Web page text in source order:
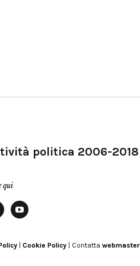
politica 2006-2018
qui
Modena
Cookie Policy | Contatta webmaster